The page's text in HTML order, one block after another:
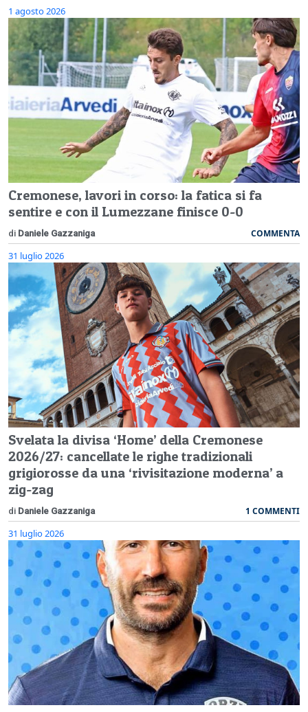
1 agosto 2026
Cremonese, lavori in corso: la fatica si fa
sentire e con il Lumezzane finisce 0-0
di Daniele Gazzaniga COMMENTA
31 luglio 2026
Svelata la divisa ‘Home’ della Cremonese
2026/27: cancellate le righe tradizionali
grigiorosse da una ‘rivisitazione moderna’ a
zig-zag
di Daniele Gazzaniga 1 COMMENTI
31 luglio 2026